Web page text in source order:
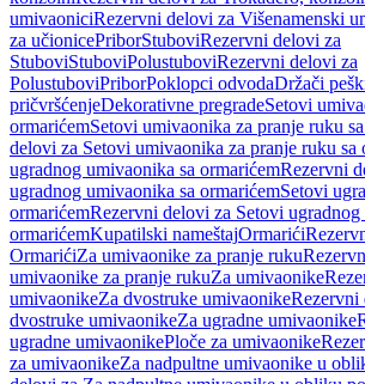
umivaoniciRezervni delovi za Višenamenski
za učionicePriborStuboviRezervni delovi za
StuboviStuboviPolustuboviRezervni delovi za
PolustuboviPriborPoklopci odvodaDržači
pričvršćenjeDekorativne pregradeSetovi
ormarićemSetovi umivaonika za pranje ruku
delovi za Setovi umivaonika za pranje ruku sa
ugradnog umivaonika sa ormarićemRezervni
ugradnog umivaonika sa ormarićemSetovi
ormarićemRezervni delovi za Setovi ugradnog
ormarićemKupatilski nameštajOrmarići
OrmarićiZa umivaonike za pranje ruku
umivaonike za pranje rukuZa umivaonike
umivaonikeZa dvostruke umivaonikeRezervni
dvostruke umivaonikeZa ugradne umivaonike
ugradne umivaonikePloče za umivaonike
za umivaonikeZa nadpultne umivaonike u